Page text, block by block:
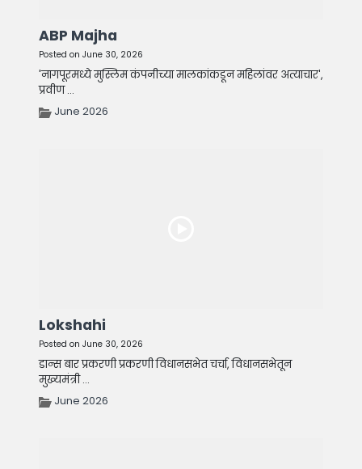
ABP Majha
Posted on June 30, 2026
'नागपूरमध्ये मुस्लिम कंपनीच्या मालकांकडून महिलांवर अत्याचार',
प्रवीण ...
June 2026
Lokshahi
Posted on June 30, 2026
डान्स बार प्रकरणी प्रकरणी विधानसभेत चर्चा, विधानसभेतून
मुख्यमंत्री ...
June 2026